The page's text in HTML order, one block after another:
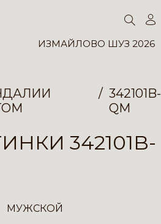
ИЗМАЙЛОВО ШУЗ 2026
342101B-
QM
342101B-
МУЖСКОЙ